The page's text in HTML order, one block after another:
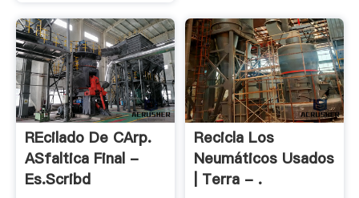
REcilado De CArp.
ASfaltica Final -
Es.scribd
Recicla Los
Neumáticos Usados
| Terra - .